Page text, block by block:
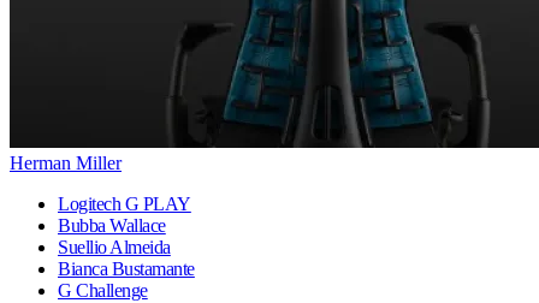
Herman Miller
Logitech G PLAY
Bubba Wallace
Suellio Almeida
Bianca Bustamante
G Challenge